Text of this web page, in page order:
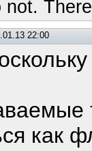
22:00
как